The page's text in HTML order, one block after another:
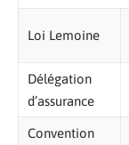
Loi Lemoine
Délégation
d’assurance
Convention